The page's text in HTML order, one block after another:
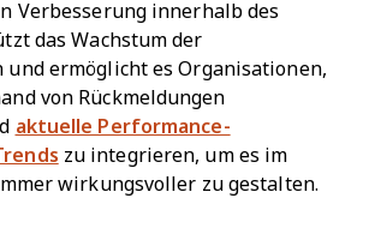
Verbesserung innerhalb des
das Wachstum der
und ermöglicht es Organisationen,
von Rückmeldungen
aktuelle Performance-
zu integrieren, um es im
wirkungsvoller zu gestalten.